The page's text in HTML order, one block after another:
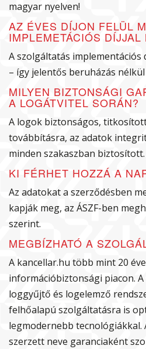
magyar nyelven!
AZ ÉVES DÍJON FELÜL
IMPLEMETÁCIÓS
A szolgáltatás
– így jelentős beruházás
MILYEN BIZTONSÁGI
A LOGÁTVITEL SORÁN?
A logok biztonságos,
továbbításra, az adatok
minden szakaszban biztosított.
KI FÉRHET HOZZÁ A
Az adatokat a szerződésben
kapják meg, az ÁSZF-ben
szerint.
MEGBÍZHATÓ A
A kancellar.hu több mint 20
információbiztonsági piacon.
loggyűjtő és logelemző
felhőalapú szolgáltatásra is
legmodernebb tecnológiákkal.
szerzett neve garanciaként